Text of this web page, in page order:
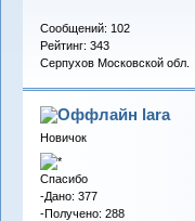
Сообщений: 102
Рейтинг: 343
Серпухов Московской обл.
lara
Новичок
Спасибо
-Дано: 377
-Получено: 288